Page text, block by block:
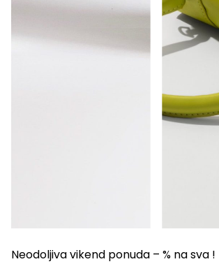
Neodoljiva vikend ponuda – % na sva !